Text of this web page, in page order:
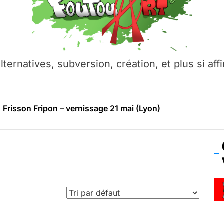
subversion, création, et plus si
Festival – Samedi 18 juillet (Vaulx-en-Velin)
– Ŝtono, un livre réalisé par Michaël Moretti & Pierre
contre l’A412 à l’Établi (Haute-Savoie)
Fripon – vernissage 21 mai (Lyon)
Festival – Samedi 18 juillet (Vaulx-en-Velin)